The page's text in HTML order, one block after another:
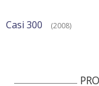
Casi 300 (2008)